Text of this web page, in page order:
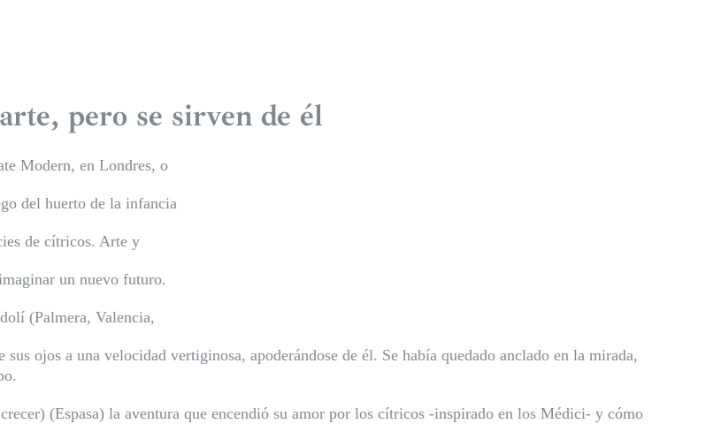
pero se sirven de él
Modern, en Londres, o
del huerto de la infancia
de cítricos. Arte y
un nuevo futuro.
(Palmera, Valencia,
ojos a una velocidad vertiginosa, apoderándose de él. Se había quedado anclado en la mirada,
(Espasa) la aventura que encendió su amor por los cítricos -inspirado en los Médici- y cómo